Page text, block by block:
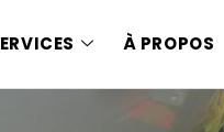
À PROPOS